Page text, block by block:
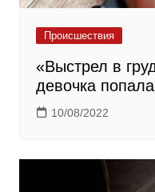
Происшествия
«Выстрел в
девочка
10/08/2022